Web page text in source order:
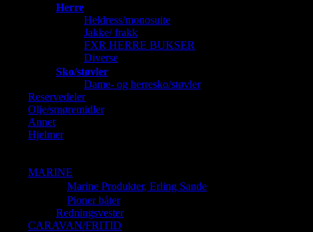
Herre
Heldress/monosuite
Jakke/ frakk
FXR HERRE BUKSER
Diverse
Sko/støvler
Dame- og herresko/støvler
Reservedeler
Olje/smøremidler
Annet
Hjelmer
MARINE
Marine Produkter, Erling Sande
Pioner båter
Redningsvester
CARAVAN/FRITID